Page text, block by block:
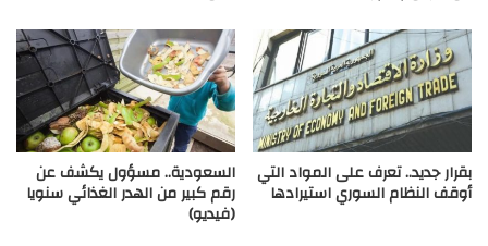
بقرار جديد.. تعرف على المواد التي
أوقف النظام السوري استيرادها
السعودية.. مسؤول يكشف عن
رقم كبير من الهدر الغذائي سنويا
(فيديو)